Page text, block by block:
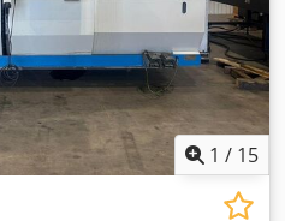
1 / 15